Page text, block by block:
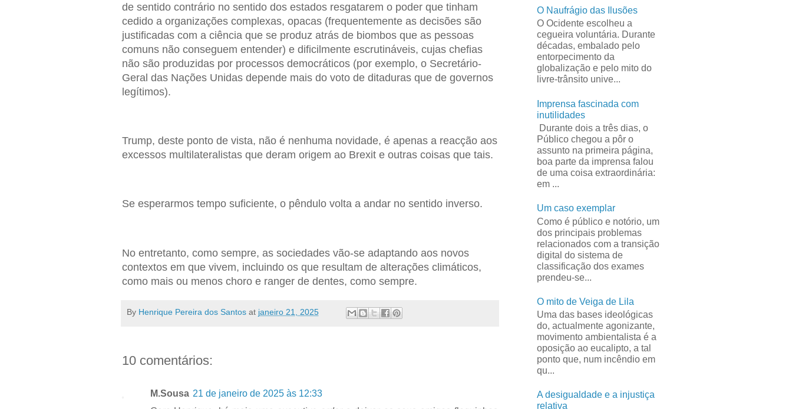
de sentido contrário no sentido dos estados resgatarem o poder que tinham
cedido a organizações complexas, opacas (frequentemente as decisões são
justificadas com a ciência que se produz atrás de biombos que as pessoas
comuns não conseguem entender) e dificilmente escrutináveis, cujas chefias
não são produzidas por processos democráticos (por exemplo, o Secretário-
Geral das Nações Unidas depende mais do voto de ditaduras que de governos
legítimos).
Trump, deste ponto de vista, não é nenhuma novidade, é apenas a reacção aos
excessos multilateralistas que deram origem ao Brexit e outras coisas que tais.
Se esperarmos tempo suficiente, o pêndulo volta a andar no sentido inverso.
No entretanto, como sempre, as sociedades vão-se adaptando aos novos
contextos em que vivem, incluindo os que resultam de alterações climáticos,
como mais ou menos choro e ranger de dentes, como sempre.
By Henrique Pereira dos Santos at janeiro 21, 2025
10 comentários:
M.Sousa 21 de janeiro de 2025 às 12:33
O Naufrágio das Ilusões
O Ocidente escolheu a
cegueira voluntária. Durante
décadas, embalado pelo
entorpecimento da
globalização e pelo mito do
livre-trânsito unive...
Imprensa fascinada com
inutilidades
Durante dois a três dias, o
Público chegou a pôr o
assunto na primeira página,
boa parte da imprensa falou
de uma coisa extraordinária:
em ...
Um caso exemplar
Como é público e notório, um
dos principais problemas
relacionados com a transição
digital do sistema de
classificação dos exames
prendeu-se...
O mito de Veiga de Lila
Uma das bases ideológicas
do, actualmente agonizante,
movimento ambientalista é a
oposição ao eucalipto, a tal
ponto que, num incêndio em
qu...
A desigualdade e a injustiça
relativa